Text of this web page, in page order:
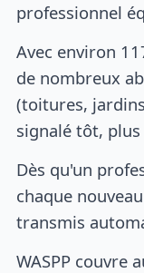
professionnel
Avec environ
de nombreux
(toitures,
signalé tôt,
Dès qu'un
chaque
transmis
WASPP couvre